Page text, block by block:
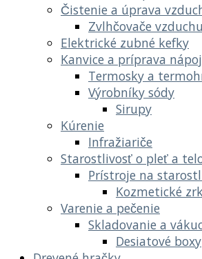
Čistenie a úprava
Zvlhčovače vzduchu
Elektrické zubné kefky
Kanvice a príprava
Termosky a
Výrobníky sódy
Sirupy
Kúrenie
Infražiariče
Starostlivosť o pleť a
Prístroje na
Kozmetické
Varenie a pečenie
Skladovanie a
Desiatové boxy